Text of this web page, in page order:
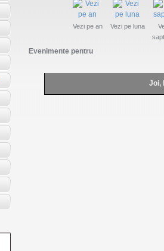
Vezi pe an Vezi pe luna
Evenimente pentru
Joi,